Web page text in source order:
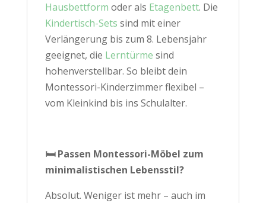
Hausbettform oder als Etagenbett. Die
Kindertisch-Sets sind mit einer
Verlängerung bis zum 8. Lebensjahr
geeignet, die Lerntürme sind
hohenverstellbar. So bleibt dein
Montessori-Kinderzimmer flexibel –
vom Kleinkind bis ins Schulalter.
🛏️ Passen Montessori-Möbel zum
minimalistischen Lebensstil?
Absolut. Weniger ist mehr – auch im